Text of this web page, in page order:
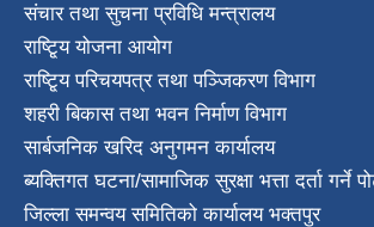
संचार तथा सुचना प्रविधि मन्त्रालय
राष्टि्ृय योजना आयोग
राष्टि्ृय परिचयपत्र तथा पञ्जिकरण विभाग
शहरी बिकास तथा भवन निर्माण विभाग
सार्बजनिक खरिद अनुगमन कार्यालय
ब्यक्तिगत घटना/सामाजिक सुरक्षा भत्ता दर्ता गर्ने
जिल्ला समन्वय समितिको कार्यालय भक्तपुर